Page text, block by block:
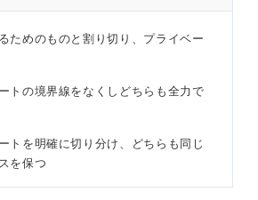
ためのものと割り切り、プライベー
トの境界線をなくしどちらも全力で
トを明確に切り分け、どちらも同じ
を保つ
を両立しやすい仕事の例を紹介！